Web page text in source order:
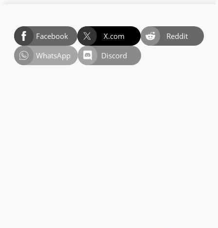
Facebook X.com
Reddit
WhatsApp
Discord